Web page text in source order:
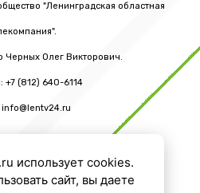
"Ленинградская областная
Черных Олег Викторович.
+7 (812) 640-6114
16+
использует cookies.
сайт, вы даете